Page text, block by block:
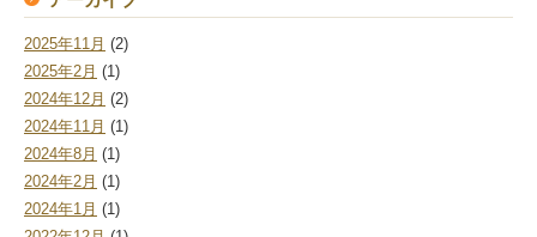
2025年11月 (2)
2025年2月 (1)
2024年12月 (2)
2024年11月 (1)
2024年8月 (1)
2024年2月 (1)
2024年1月 (1)